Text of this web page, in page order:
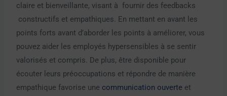
claire et bienveillante, visant à fournir des feedbacks
constructifs et empathiques. En mettant en avant les
points forts avant d’aborder les points à améliorer, vous
pouvez aider les employés hypersensibles à se sentir
valorisés et compris. De plus, être disponible pour
écouter leurs préoccupations et répondre de manière
empathique favorise une communication ouverte et